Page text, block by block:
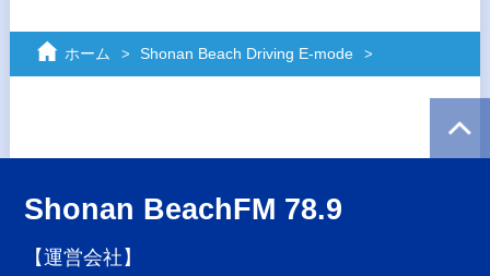
ホーム Shonan Beach Driving E-mode
Shonan BeachFM 78.9
【運営会社】